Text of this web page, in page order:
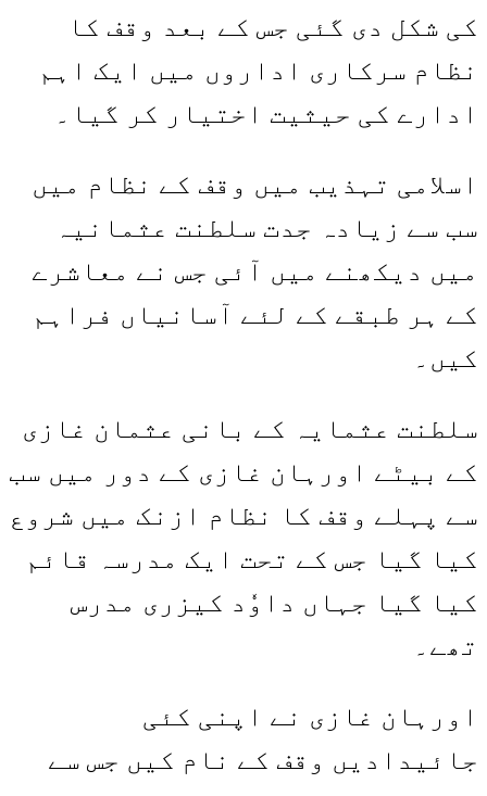
کی شکل دی گئی جس کے بعد وقف کا
نظام سرکاری اداروں میں ایک اہم
ادارے کی حیثیت اختیار کر گیا۔
اسلامی تہذیب میں وقف کے نظام میں
سب سے زیادہ جدت سلطنت عثمانیہ
میں دیکھنے میں آئی جس نے معاشرے
کے ہر طبقے کے لئے آسانیاں فراہم
کیں۔
سلطنت عثمایہ کے بانی عثمان غازی
کے بیٹے اورہان غازی کے دور میں سب
سے پہلے وقف کا نظام ازنک میں شروع
کیا گیا جس کے تحت ایک مدرسہ قائم
کیا گیا جہاں داوٗد کیزری مدرس
تھے۔
اورہان غازی نے اپنی کئی
جائیدادیں وقف کے نام کیں جس سے